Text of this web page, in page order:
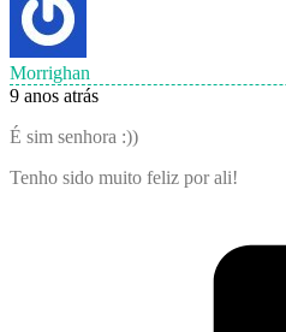
Morrighan
9 anos atrás
É sim senhora :))
Tenho sido muito feliz por ali!